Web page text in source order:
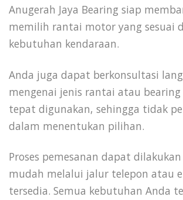
Anugerah Jaya Bearing siap
memilih rantai motor yang sesuai
kebutuhan kendaraan.
Anda juga dapat berkonsultasi
mengenai jenis rantai atau
tepat digunakan, sehingga tidak
dalam menentukan pilihan.
Proses pemesanan dapat
mudah melalui jalur telepon atau
tersedia. Semua kebutuhan Anda